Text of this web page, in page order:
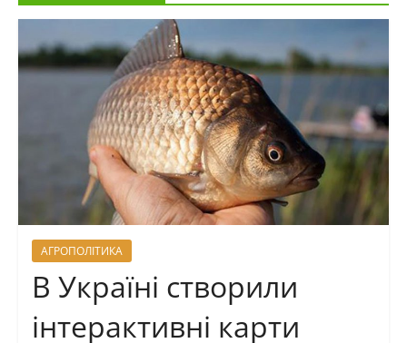
АГРОПОЛІТИКА
В Україні створили
інтерактивні карти